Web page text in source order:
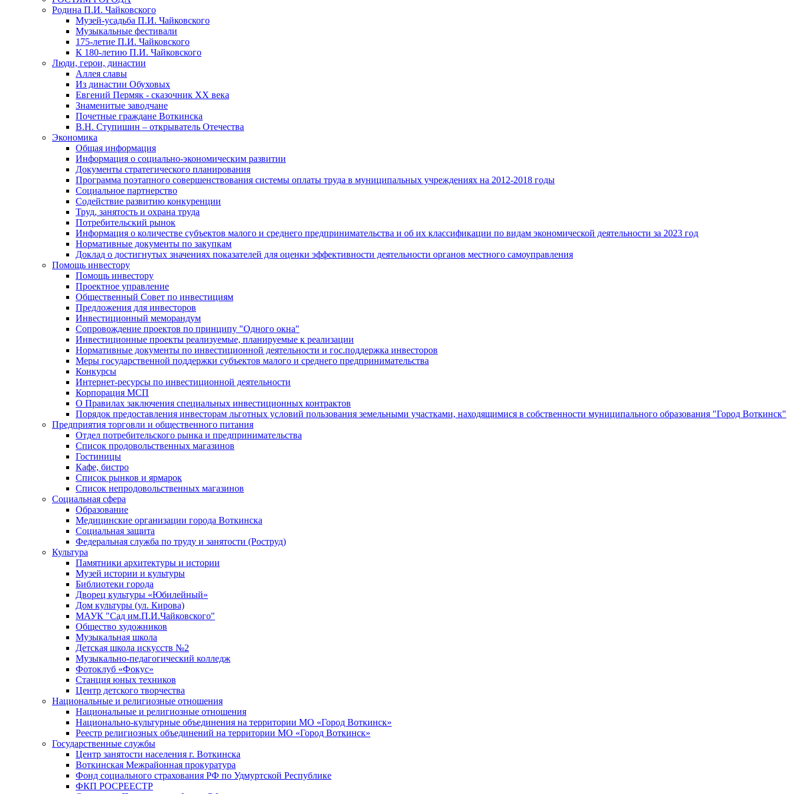
Родина П.И. Чайковского
Музей-усадьба П.И. Чайковского
Музыкальные фестивали
175-летие П.И. Чайковского
К 180-летию П.И. Чайковского
Люди, герои, династии
Аллея славы
Из династии Обуховых
Евгений Пермяк - сказочник XX века
Знаменитые заводчане
Почетные граждане Воткинска
В.Н. Ступишин – открыватель Отечества
Экономика
Общая информация
Информация о социально-экономическим развитии
Документы стратегического планирования
Программа поэтапного совершенствования системы оплаты труда в муниципальных учреждениях на 2012-2018 годы
Социальное партнерство
Содействие развитию конкуренции
Труд, занятость и охрана труда
Потребительский рынок
Информация о количестве субъектов малого и среднего предпринимательства и об их классификации по видам экономической деятельности за 2023 год
Нормативные документы по закупкам
Доклад о достигнутых значениях показателей для оценки эффективности деятельности органов местного самоуправления
Помощь инвестору
Помощь инвестору
Проектное управление
Общественный Совет по инвестициям
Предложения для инвесторов
Инвестиционный меморандум
Сопровождение проектов по принципу "Oдного окна"
Инвестиционные проекты реализуемые, планируемые к реализации
Нормативные документы по инвестиционной деятельности и гос.поддержка инвесторов
Меры государственной поддержки субъектов малого и среднего предпринимательства
Конкурсы
Интернет-ресурсы по инвестиционной деятельности
Корпорация МСП
О Правилах заключения специальных инвестиционных контрактов
Порядок предоставления инвесторам льготных условий пользования земельными участками, находящимися в собственности муниципального образования "Город Воткинск"
Предприятия торговли и общественного питания
Отдел потребительского рынка и предпринимательства
Список продовольственных магазинов
Гостиницы
Кафе, бистро
Cписок рынков и ярмарок
Список непродовольственных магазинов
Социальная сфера
Образование
Медицинские организации города Воткинска
Социальная защита
Федеральная служба по труду и занятости (Роструд)
Культура
Памятники архитектуры и истории
Музей истории и культуры
Библиотеки города
Дворец культуры «Юбилейный»
Дом культуры (ул. Кирова)
МАУК "Сад им.П.И.Чайковского"
Общество художников
Музыкальная школа
Детская школа искусств №2
Музыкально-педагогический колледж
Фотоклуб «Фокус»
Станция юных техников
Центр детского творчества
Национальные и религиозные отношения
Национальные и религиозные отношения
Национально-культурные объединения на территории МО «Город Воткинск»
Реестр религиозных объединений на территории МО «Город Воткинск»
Государственные службы
Центр занятости населения г. Воткинска
Воткинская Межрайонная прокуратура
Фонд социального страхования РФ по Удмуртской Республике
ФКП РОСРЕЕСТР